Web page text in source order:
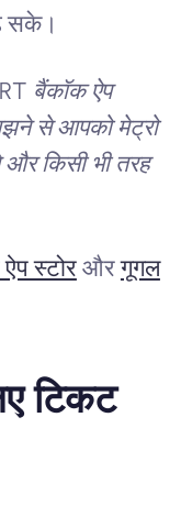
सके।
बैंकॉक ऐप
से आपको मेट्रो
किसी भी तरह
स्टोरऔरगूगल
टिकट